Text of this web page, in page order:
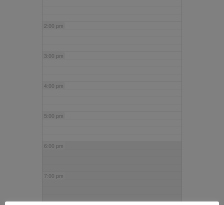
2:00 pm
3:00 pm
4:00 pm
5:00 pm
6:00 pm
7:00 pm